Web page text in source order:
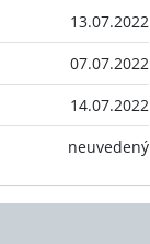
13.07.2022
07.07.2022
14.07.2022
neuvedený